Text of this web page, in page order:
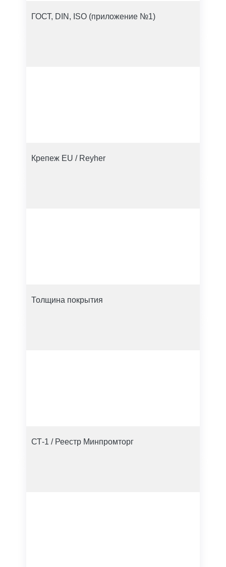
ГОСТ, DIN, ISO (приложение №1)
Крепеж EU / Reyher
Толщина покрытия
СТ-1 / Реестр Минпромторг